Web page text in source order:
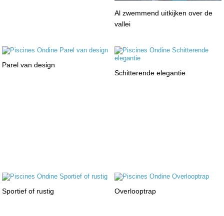
Al zwemmend uitkijken over de
vallei
Parel van design
Schitterende elegantie
Sportief of rustig Overlooptrap